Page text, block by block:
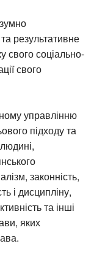
результативне
свого соціально-
свого
управлінню
підходу та
законність,
і дисципліну,
та інші
яких